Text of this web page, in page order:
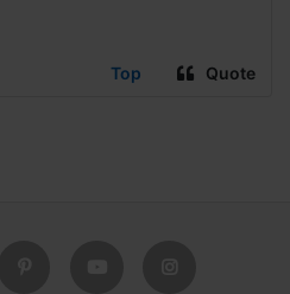
Top Quote